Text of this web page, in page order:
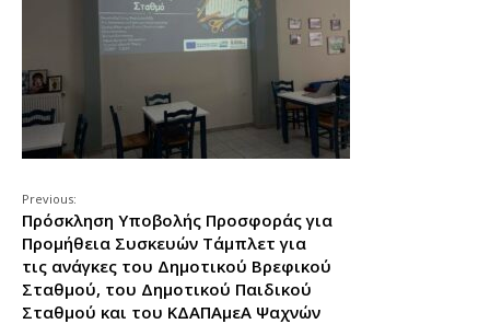
Previous:
Πρόσκληση Υποβολής Προσφοράς για
Προμήθεια Συσκευών Τάμπλετ για
τις ανάγκες του Δημοτικού Βρεφικού
Σταθμού, του Δημοτικού Παιδικού
Σταθμού και του ΚΔΑΠΑμεΑ Ψαχνών